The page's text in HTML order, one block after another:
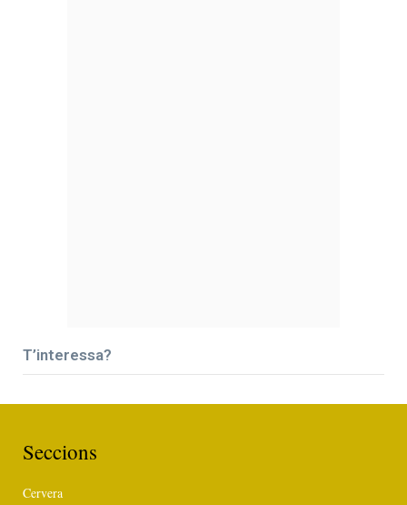
T’interessa?
Seccions
Cervera